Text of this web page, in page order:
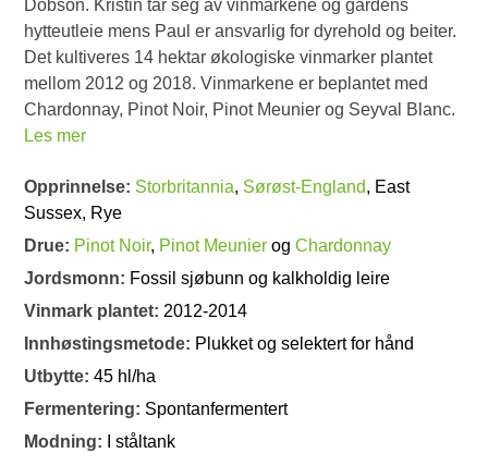
Dobson. Kristin tar seg av vinmarkene og gårdens
hytteutleie mens Paul er ansvarlig for dyrehold og beiter.
Det kultiveres 14 hektar økologiske vinmarker plantet
mellom 2012 og 2018. Vinmarkene er beplantet med
Chardonnay, Pinot Noir, Pinot Meunier og Seyval Blanc.
Les mer
Opprinnelse: Storbritannia, Sørøst-England, East
Sussex, Rye
Drue: Pinot Noir, Pinot Meunier ogChardonnay
Jordsmonn: Fossil sjøbunn og kalkholdig leire
Vinmark plantet: 2012-2014
Innhøstingsmetode: Plukket og selektert for hånd
Utbytte:45 hl/ha
Fermentering: Spontanfermentert
Modning:
I ståltank